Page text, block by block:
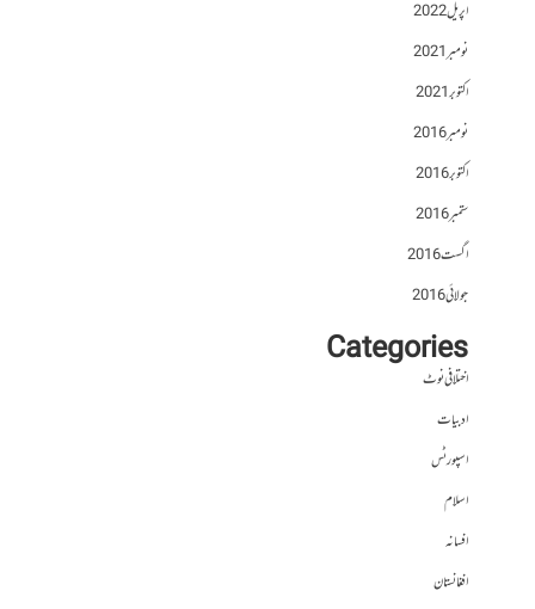
اپریل 2022
نومبر 2021
اکتوبر 2021
نومبر 2016
اکتوبر 2016
ستمبر 2016
اگست 2016
جولائی 2016
Categories
اختلافی نوٹ
ادبیات
اسپورٹس
اسلام
افسانہ
افغانستان